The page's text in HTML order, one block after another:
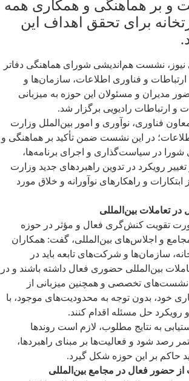
و بر هماهنگی و همکاری همه
برای تحقق اهداف این
نشست هم‌اندیشی شورای هماهنگی دفاتر
ارتباطات و فناوری اطلاعات، سازمان‌ها و
مدیران و مسئولان این حوزه به میزبانی
و ارتباطات رادیویی برگزار شد.
فناوری، نوآوری و امور بین‌الملل وزارت
در این نشست ضمن تأکید بر هماهنگی و
در سیاست‌گذاری و اجرای برنامه‌ها،
رویکرد در تدوین راهبردهای جدید وزارت
ابتکارات و راهکارهای نوآورانه و خلاق مورد
تعاملات بین‌المللی
تقویت کنش‌گری فعال و مؤثر در حوزه
و اجلاس‌های بین‌المللی، گفت: همکاران
سازمان‌ها و شرکت‌های تابعه باید در
بین‌المللی حضوری فعال داشته باشند و در
نشست‌های تخصصی و همچنین میزبانی از
خود، بدون توجه به محدودیت‌های موجود، با
رویکرد حل مسئله اقدام کنند.
به نتایج مطلوب، لازم است روندها
رصد شود و فعالیت‌ها بر مبنای راهبردها،
حاکم بر این حوزه شکل گیرد.
از حضور فعال در مجامع بین‌المللی